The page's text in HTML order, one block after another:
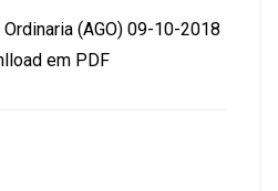
(AGO) 09-10-2018
em PDF